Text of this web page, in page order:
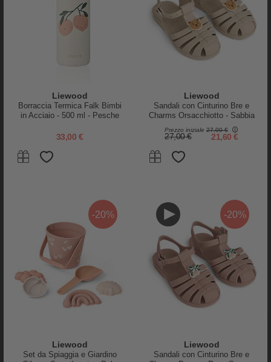
Liewood
Borraccia Termica Falk Bimbi
in Acciaio - 500 ml - Pesche
33,00 €
Liewood
Sandali con Cinturino Bre e
Charms Orsacchiotto - Sabbia
- Flessibili + Resistenti +
Sicuri!
Prezzo iniziale 27,00 €
27,00 € 21,60 €
-20%
Liewood
Set da Spiaggia e Giardino
-20%
Liewood
Sandali con Cinturino Bre e
Occhiali da Sole Darla 4-10 Y - Tuscany rose
Informazioni sul prodotto »
31,00 €
Avvisami quando torna disponibile
WISHLIST